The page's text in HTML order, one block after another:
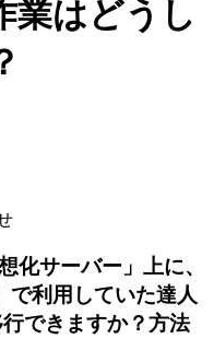
業はどうし
化サーバー」上に、
で利用していた達人
できますか？方法